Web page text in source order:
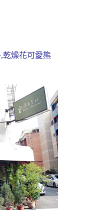
乾燥花可愛熊